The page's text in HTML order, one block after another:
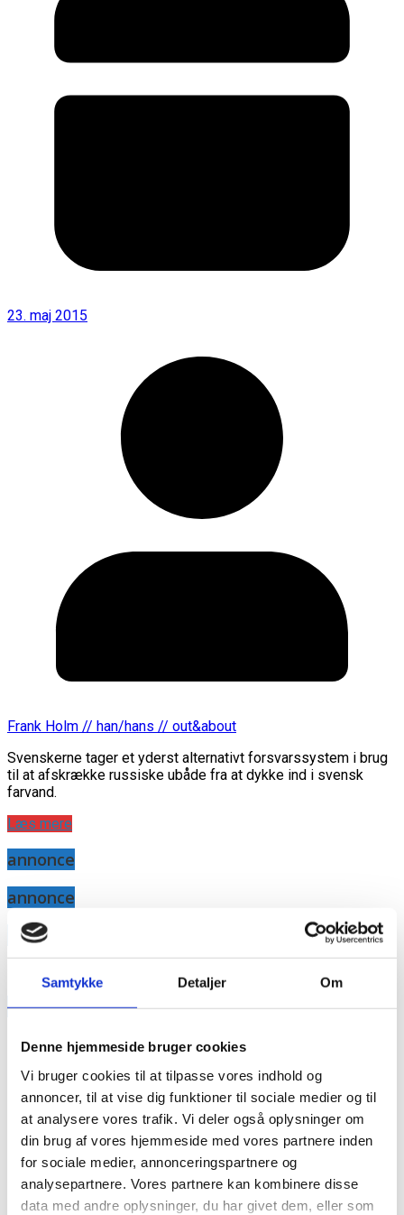
Samtykke Detaljer Om
Denne hjemmeside bruger cookies
Vi bruger cookies til at tilpasse vores indhold og
annoncer, til at vise dig funktioner til sociale medier og til
at analysere vores trafik. Vi deler også oplysninger om
din brug af vores hjemmeside med vores partnere inden
for sociale medier, annonceringspartnere og
analysepartnere. Vores partnere kan kombinere disse
data med andre oplysninger, du har givet dem, eller som
23. maj 2015
Frank Holm // han/hans // out&about
Svenskerne tager et yderst alternativt forsvarssystem i brug
til at afskrække russiske ubåde fra at dykke ind i svensk
farvand.
Læs mere
annonce
annonce
Like us
RAINBOW BUSINESS DENMARK